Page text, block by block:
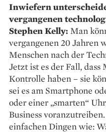
Inwiefern
vergangenen
Stephen Kelly: Man
vergangenen 20 Jahren
Menschen nach der
Jetzt ist es der Fall,
Kontrolle haben – sie
sei es am Smartphone
oder einer „smarten“
Business
einfachen Dingen wie: